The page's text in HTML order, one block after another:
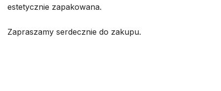
estetycznie zapakowana.
Zapraszamy serdecznie do zakupu.